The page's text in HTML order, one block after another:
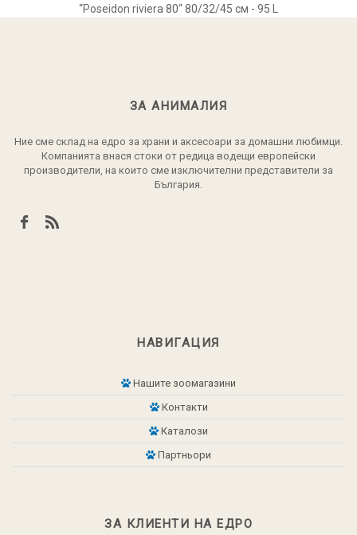
“Poseidon riviera 80“ 80/32/45 см - 95 L
ЗА АНИМАЛИЯ
Ние сме склад на едро за храни и аксесоари за домашни любимци.
Компанията внася стоки от редица водещи европейски
производители, на които сме изключителни представители за
България.
НАВИГАЦИЯ
Нашите зоомагазини
Контакти
Каталози
Партньори
ЗА КЛИЕНТИ НА ЕДРО